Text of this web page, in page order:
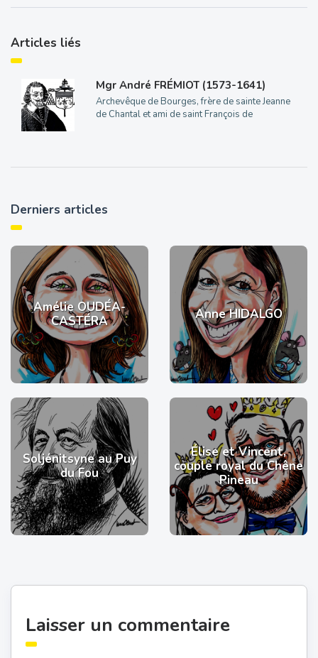
Articles liés
Mgr André FRÉMIOT (1573-1641)
Archevêque de Bourges, frère de sainte Jeanne
de Chantal et ami de saint François de
Derniers articles
Amélie OUDÉA-
CASTÉRA
Anne HIDALGO
Soljénitsyne au Puy
du Fou
Élise et Vincent,
couple royal du Chêne
Pineau
Laisser un commentaire